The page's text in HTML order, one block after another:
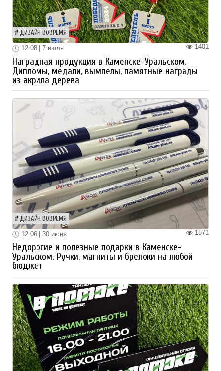
ДИЗАЙН ВОВРЕМЯ
1401
12:08 | 7 июля
Наградная продукция в Каменске-Уральском.
Дипломы, медали, вымпелы, памятные награды
из акрила дерева
ДИЗАЙН ВОВРЕМЯ
1871
12:06 | 30 июня
Недорогие и полезные подарки в Каменске-
Уральском. Ручки, магниты и брелоки на любой
бюджет